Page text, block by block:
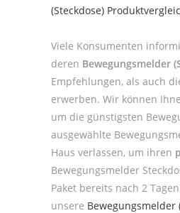
(Steckdose)
Viele Konsumenten
deren Bewegungsmelder
Empfehlungen, als auch
erwerben. Wir können
um die günstigsten
ausgewählte
Haus verlassen, um ihren
Bewegungsmelder
Paket bereits nach 2
unsere Bewegungsmelder